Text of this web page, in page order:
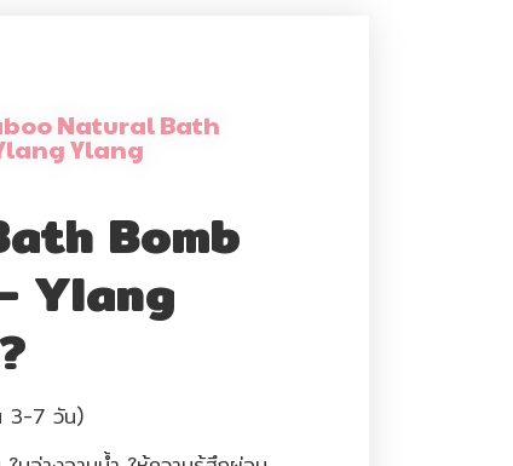
Natural Bath
Ylang
Bomb
Ylang
3-7 วัน)